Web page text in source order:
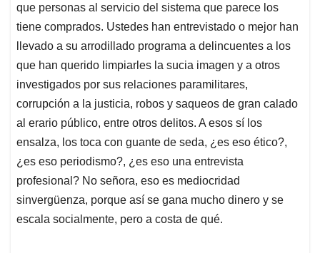
que personas al servicio del sistema que parece los
tiene comprados. Ustedes han entrevistado o mejor han
llevado a su arrodillado programa a delincuentes a los
que han querido limpiarles la sucia imagen y a otros
investigados por sus relaciones paramilitares,
corrupción a la justicia, robos y saqueos de gran calado
al erario público, entre otros delitos. A esos sí los
ensalza, los toca con guante de seda, ¿es eso ético?,
¿es eso periodismo?, ¿es eso una entrevista
profesional? No señora, eso es mediocridad
sinvergüenza, porque así se gana mucho dinero y se
escala socialmente, pero a costa de qué.